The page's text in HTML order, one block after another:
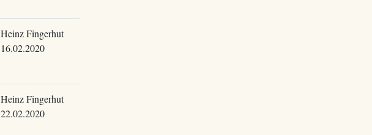
Heinz Fingerhut
16.02.2020
Heinz Fingerhut
22.02.2020